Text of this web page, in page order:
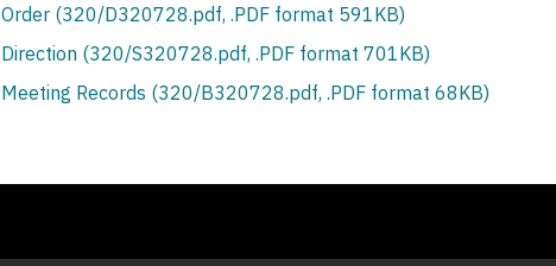
Order (320/D320728.pdf, .PDF format 591KB)
Direction (320/S320728.pdf, .PDF format 701KB)
Meeting Records (320/B320728.pdf, .PDF format 68KB)